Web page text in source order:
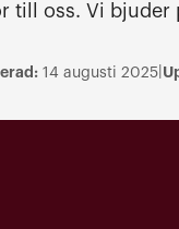
till oss. Vi bjuder
14 augusti 2025